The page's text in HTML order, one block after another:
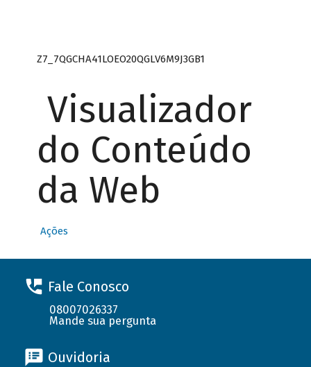
Z7_7QGCHA41LOEO20QGLV6M9J3GB1
Visualizador
do Conteúdo
da Web
Ações
Fale Conosco
08007026337
Mande sua pergunta
Ouvidoria